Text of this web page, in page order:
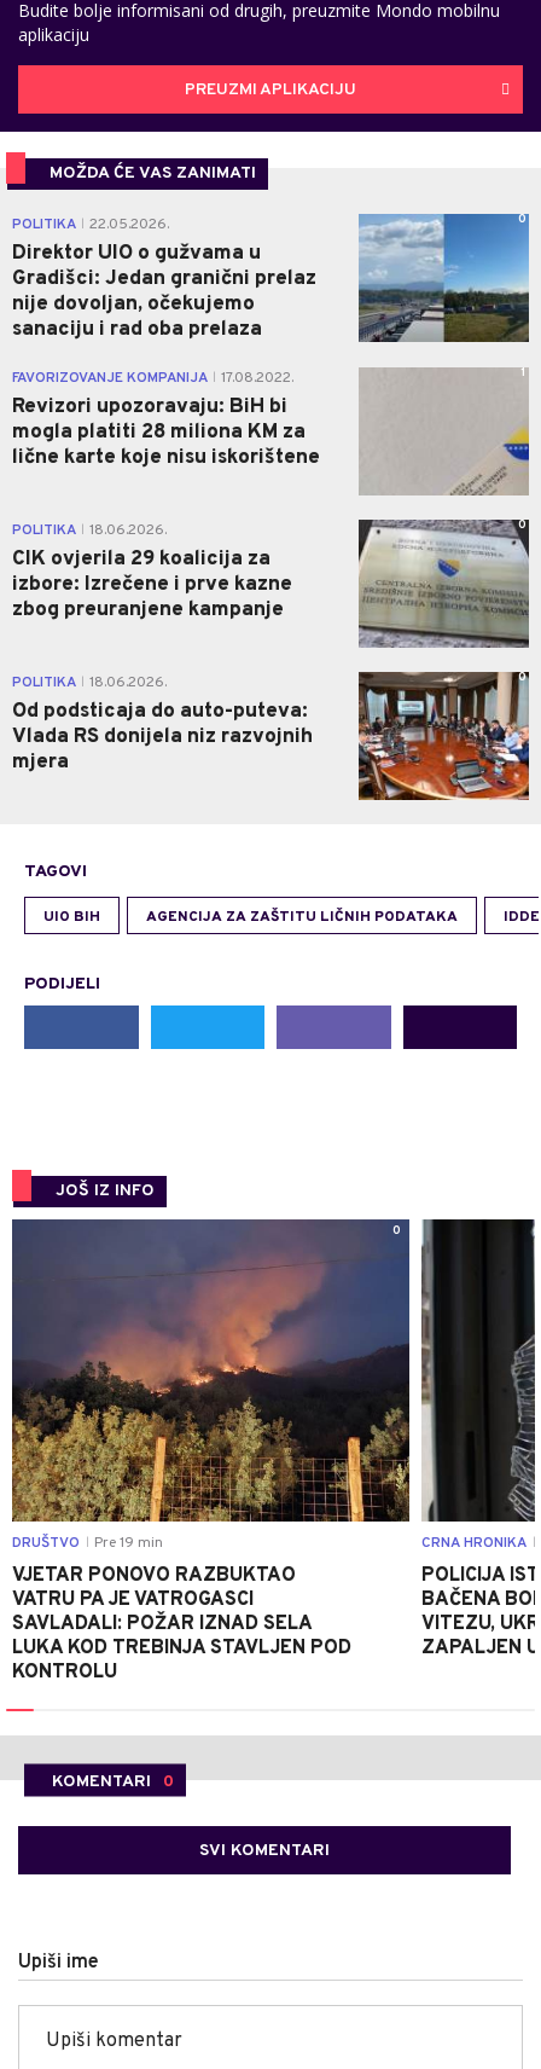
Budite bolje informisani od drugih, preuzmite Mondo mobilnu
aplikaciju
PREUZMI APLIKACIJU
MOŽDA ĆE VAS ZANIMATI
POLITIKA 22.05.2026.
Direktor UIO o gužvama u
Gradišci: Jedan granični prelaz
nije dovoljan, očekujemo
sanaciju i rad oba prelaza
0
FAVORIZOVANJE KOMPANIJA 17.08.2022.
Revizori upozoravaju: BiH bi
mogla platiti 28 miliona KM za
lične karte koje nisu iskorištene
1
POLITIKA 18.06.2026.
CIK ovjerila 29 koalicija za
izbore: Izrečene i prve kazne
zbog preuranjene kampanje
0
POLITIKA 18.06.2026.
Od podsticaja do auto-puteva:
Vlada RS donijela niz razvojnih
mjera
0
TAGOVI
UIO BIH AGENCIJA ZA ZAŠTITU LIČNIH PODATAKA
PODIJELI
JOŠ IZ INFO
0
DRUŠTVO Pre 19 min
VJETAR PONOVO RAZBUKTAO
VATRU PA JE VATROGASCI
SAVLADALI: POŽAR IZNAD SELA
LUKA KOD TREBINJA STAVLJEN POD
KONTROLU
CRNA HRONIKA
POLICIJA
BAČENA
VITEZU,
ZAPALJEN
KOMENTARI 0
SVI KOMENTARI
Upiši ime